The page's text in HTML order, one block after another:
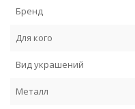
Бренд
Для кого
Вид украшений
Металл